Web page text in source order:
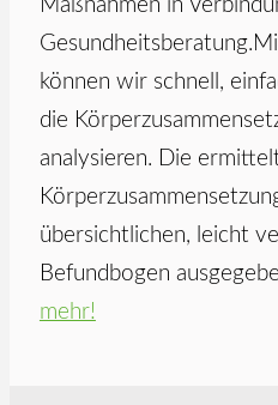
Maßnahmen in
können wir schnell,
die
analysieren. Die
übersichtlichen, leicht
Befundbogen
mehr!